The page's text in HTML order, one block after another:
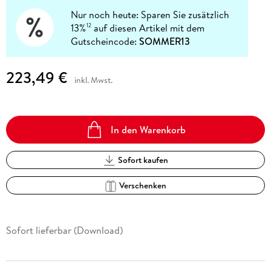
Nur noch heute: Sparen Sie zusätzlich
13%12 auf diesen Artikel mit dem
Gutscheincode:SOMMER13
223,49 € inkl. Mwst.
In den Warenkorb
Sofort kaufen
Verschenken
Sofort lieferbar (Download)